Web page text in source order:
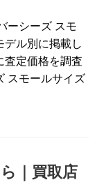
ーシーズ スモ
デル別に掲載し
査定価格を調査
スモールサイズ
｜買取店